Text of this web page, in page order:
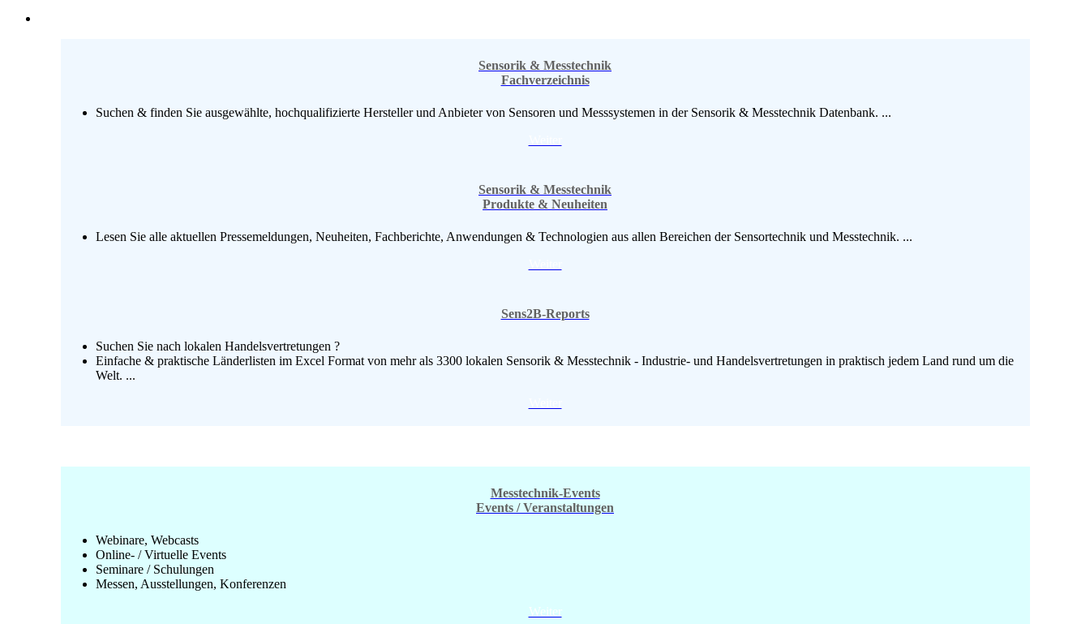
Sensorik & Messtechnik
Fachverzeichnis
Suchen & finden Sie ausgewählte, hochqualifizierte Hersteller und Anbieter von Sensoren und Messsystemen in der Sensorik & Messtechnik Datenbank. ...
Sensorik & Messtechnik
Produkte & Neuheiten
Lesen Sie alle aktuellen Pressemeldungen, Neuheiten, Fachberichte, Anwendungen & Technologien aus allen Bereichen der Sensortechnik und Messtechnik. ...
Sens2B-Reports
Suchen Sie nach lokalen Handelsvertretungen ?
Einfache & praktische Länderlisten im Excel Format von mehr als 3300 lokalen Sensorik & Messtechnik - Industrie- und Handelsvertretungen in praktisch jedem Land rund um die
Welt. ...
Messtechnik-Events
Events / Veranstaltungen
Webinare, Webcasts
Online- / Virtuelle Events
Seminare / Schulungen
Messen, Ausstellungen, Konferenzen
Weiter